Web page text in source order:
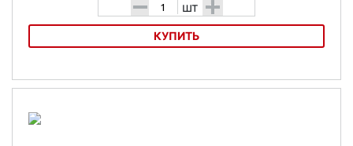
- шт +
КУПИТЬ
Вынос руля TrazX JD-394-130